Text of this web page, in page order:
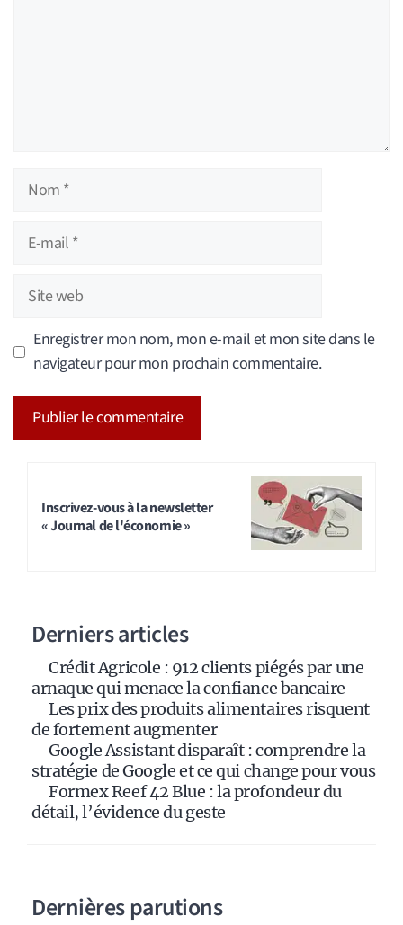
Nom
Site
Enregistrer mon nom, mon e-mail et mon site dans le
navigateur pour mon prochain commentaire.
Inscrivez-vous à la newsletter
« Journal de l'économie »
Derniers articles
Crédit Agricole : 912 clients piégés par une
arnaque qui menace la confiance bancaire
Les prix des produits alimentaires risquent
de fortement augmenter
Google Assistant disparaît : comprendre la
stratégie de Google et ce qui change pour vous
Formex Reef 42 Blue : la profondeur du
détail, l’évidence du geste
Dernières parutions